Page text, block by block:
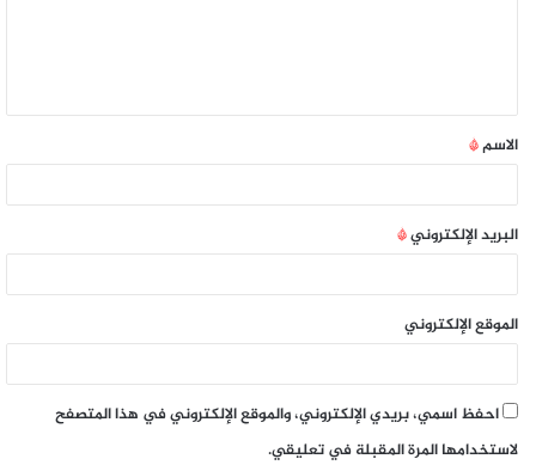
الاسم*
البريد الإلكتروني*
الموقع الإلكتروني
احفظ اسمي، بريدي الإلكتروني، والموقع الإلكتروني في هذا المتصفح
لاستخدامها المرة المقبلة في تعليقي.